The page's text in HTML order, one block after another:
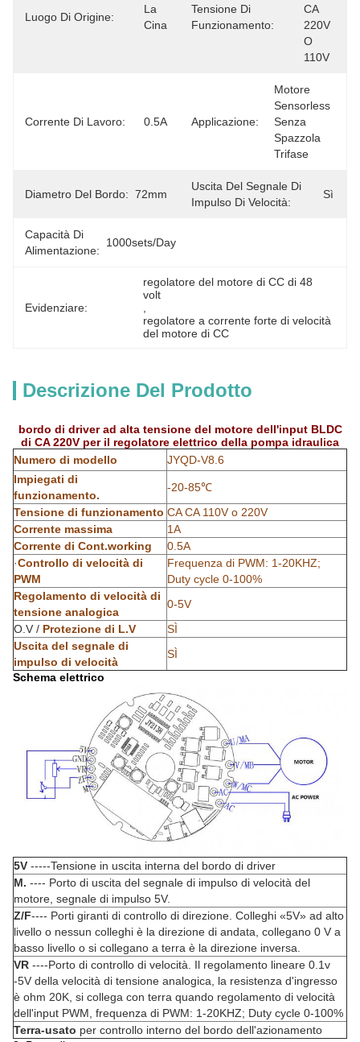
Luogo Di Origine:
La
Cina
Tensione Di
Funzionamento:
CA
220V
O
110V
Corrente Di Lavoro: 0.5A Applicazione:
Motore
Sensorless
Senza
Spazzola
Trifase
Diametro Del Bordo: 72mm
Uscita Del Segnale Di
Impulso Di Velocità:
Sì
Capacità Di
Alimentazione:
1000sets/day
Evidenziare:
regolatore del motore di CC di 48
volt
regolatore a corrente forte di velocità
del motore di CC
Descrizione Del Prodotto
bordo di driver ad alta tensione del motore dell'input BLDC
di CA 220V per il regolatore elettrico della pompa idraulica
Numero di modello
JYQD-V8.6
Impiegati di
funzionamento.
-20-85℃
Tensione di funzionamento CA CA 110V o 220V
Corrente massima
1A
Corrente di Cont.working
0.5A
·Controllo di velocità di
PWM
Frequenza di PWM: 1-20KHZ;
Duty cycle 0-100%
Regolamento di velocità di
tensione analogica
0-5V
O.V / Protezione di L.V
SÌ
Uscita del segnale di
impulso di velocità
SÌ
Schema elettrico
5V -----Tensione in uscita interna del bordo di driver
M. ---- Porto di uscita del segnale di impulso di velocità del
motore, segnale di impulso 5V.
Z/F---- Porti giranti di controllo di direzione. Colleghi «5V» ad alto
livello o nessun colleghi è la direzione di andata, collegano 0 V a
basso livello o si collegano a terra è la direzione inversa.
VR ----Porto di controllo di velocità. Il regolamento lineare 0.1v
-5V della velocità di tensione analogica, la resistenza d'ingresso
è ohm 20K, si collega con terra quando regolamento di velocità
dell'input PWM, frequenza di PWM: 1-20KHZ; Duty cycle 0-100%
Terra-usato per controllo interno del bordo dell'azionamento